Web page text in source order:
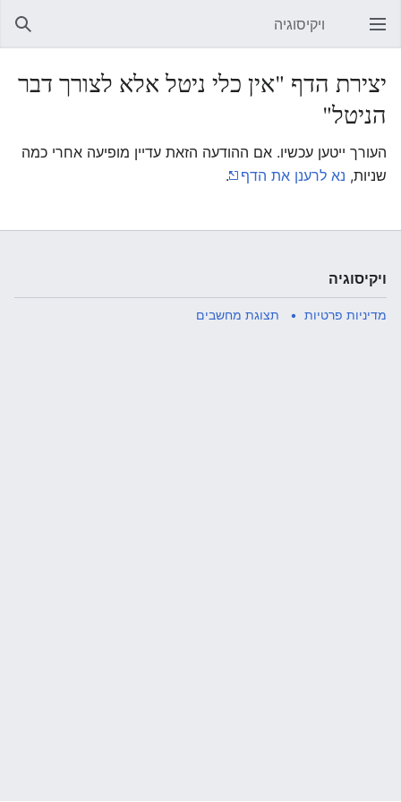
פתיחת התפריט הראשי ויקיסוגיה
יצירת הדף "אין כלי ניטל אלא לצורך דבר
הניטל"
העורך ייטען עכשיו. אם ההודעה הזאת עדיין מופיעה אחרי כמה
שניות, נא לרענן את הדף .
ויקיסוגיה
מדיניות פרטיות תצוגת מחשבים